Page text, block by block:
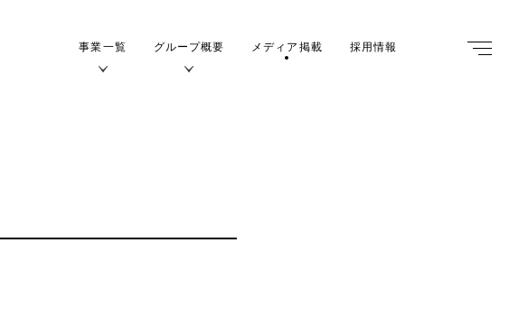
事業一覧 グループ概要 メディア掲載 採用情報